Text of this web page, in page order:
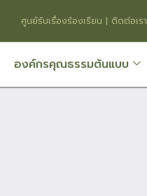
ศูนย์รับเรื่องร้องเรียน | ติดต่อเรา
องค์กรคุณธรรมต้นแบบ